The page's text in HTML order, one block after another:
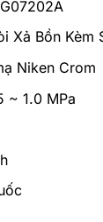
Xả Bồn Kèm
Niken Crom
~ 1.0 MPa